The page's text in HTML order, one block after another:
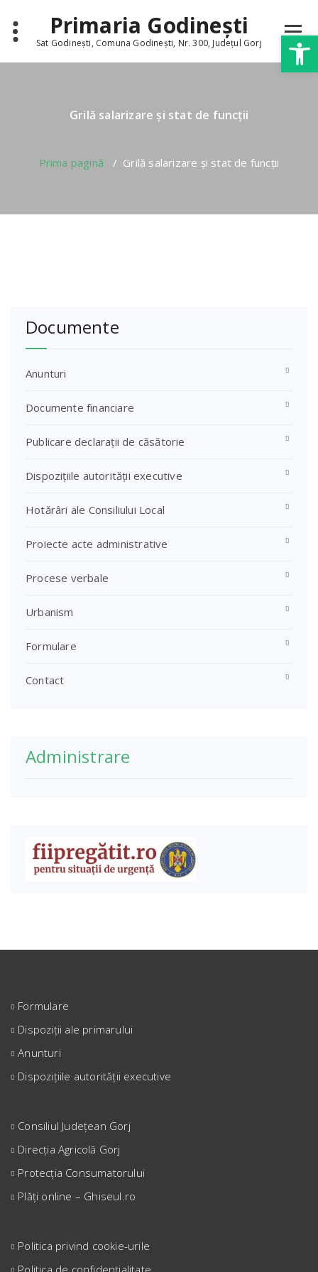
content
Primaria Godinești
Sat Godinești, Comuna Godinești, Nr. 300, Județul Gorj
Grilă salarizare și stat de funcții
Prima pagină / Grilă salarizare și stat de funcții
Documente
Anunturi
Documente financiare
Publicare declarații de căsătorie
Dispozițiile autorității executive
Hotărâri ale Consiliului Local
Proiecte acte administrative
Procese verbale
Urbanism
Formulare
Contact
Administrare
Formulare
Dispoziții ale primarului
Anunturi
Dispozițiile autorității executive
Consiliul Județean Gorj
Direcția Agricolă Gorj
Protecția Consumatorului
Plăți online – Ghiseul.ro
Politica privind cookie-urile